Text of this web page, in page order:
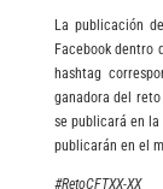
La publicación
Facebook dentro
hashtag
ganadora del
se publicará en
publicarán en el
#RetoCFTXX-XX